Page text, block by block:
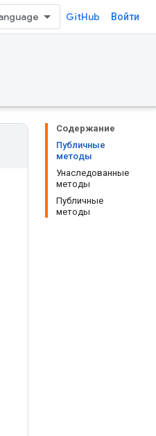
GitHub Войти
Содержание
Публичные
методы
Унаследованные
методы
Публичные
методы